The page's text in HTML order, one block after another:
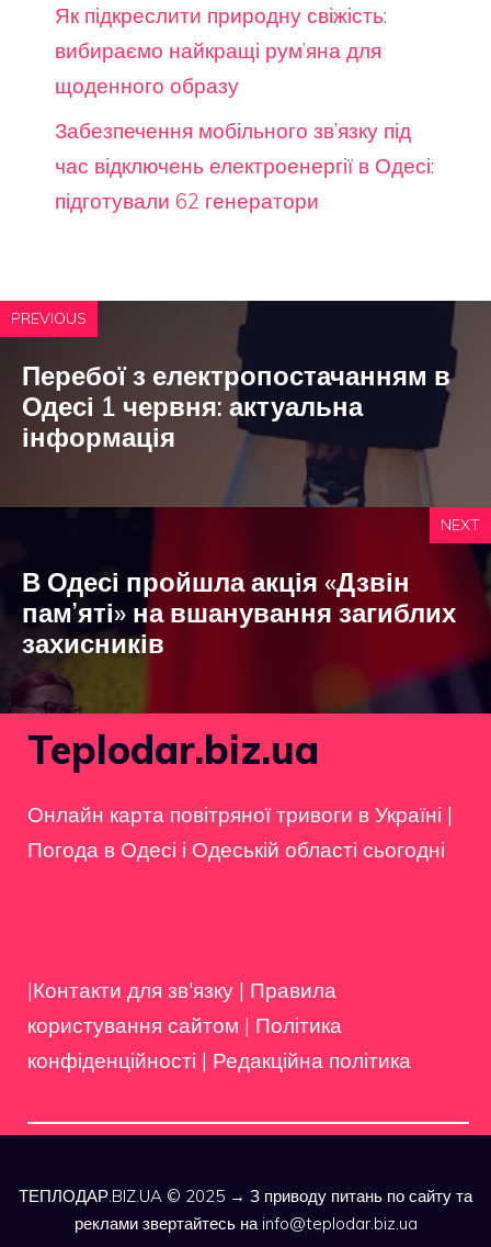
Як підкреслити природну свіжість:
вибираємо найкращі рум’яна для
щоденного образу
Забезпечення мобільного зв’язку під
час відключень електроенергії в Одесі:
підготували 62 генератори
PREVIOUS
Перебої з електропостачанням в
Одесі 1 червня: актуальна
інформація
NEXT
В Одесі пройшла акція «Дзвін
пам’яті» на вшанування загиблих
захисників
Teplodar.biz.ua
Онлайн карта повітряної тривоги в Україні |
Погода в Одесі і Одеській області сьогодні
|Контакти для зв'язку | Правила
користування сайтом | Політика
конфіденційності | Редакційна політика
ТЕПЛОДАР.BIZ.UA © 2025 → З приводу питань по сайту та
реклами звертайтесь на info@teplodar.biz.ua